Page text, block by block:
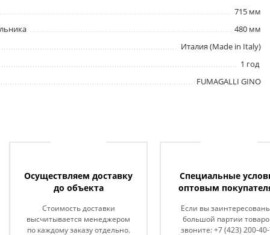
715 мм
480 мм
Италия (Made in Italy)
1 год
FUMAGALLI GINO
Осуществляем доставку
до объекта
Стоимость доставки
высчитывается менеджером
по каждому заказу отдельно.
Специальные
оптовым
Если вы
большой партии
звоните: +7 (423) 200-